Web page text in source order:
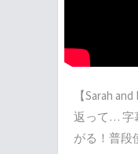
【Sarah
返って… 字
がる！普段